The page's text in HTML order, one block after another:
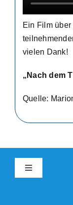
Ein Film
vielen Dank!
„Nach dem
Quelle:
Toggle
Navigation